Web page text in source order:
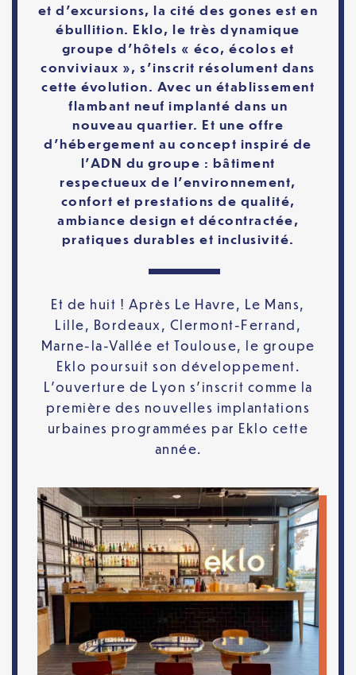
et d’excursions, la cité des gones est en
ébullition. Eklo, le très dynamique
groupe d’hôtels « éco, écolos et
conviviaux », s’inscrit résolument dans
cette évolution. Avec un établissement
flambant neuf implanté dans un
nouveau quartier. Et une offre
d’hébergement au concept inspiré de
l’ADN du groupe : bâtiment
respectueux de l’environnement,
confort et prestations de qualité,
ambiance design et décontractée,
pratiques durables et inclusivité.
Et de huit ! Après Le Havre, Le Mans,
Lille, Bordeaux, Clermont-Ferrand,
Marne-la-Vallée et Toulouse, le groupe
Eklo poursuit son développement.
L’ouverture de Lyon s’inscrit comme la
première des nouvelles implantations
urbaines programmées par Eklo cette
année.